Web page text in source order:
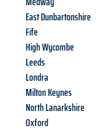
East Dunbartonshire
Fife
High Wycombe
Leeds
Londra
Milton Keynes
North Lanarkshire
Oxford